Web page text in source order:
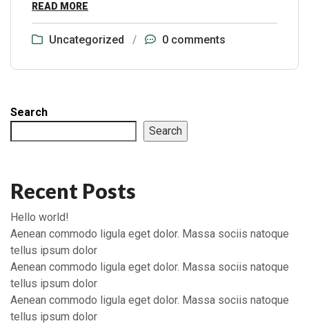
READ MORE
Uncategorized / 0 comments
Search
Search
Recent Posts
Hello world!
Aenean commodo ligula eget dolor. Massa sociis natoque
tellus ipsum dolor
Aenean commodo ligula eget dolor. Massa sociis natoque
tellus ipsum dolor
Aenean commodo ligula eget dolor. Massa sociis natoque
tellus ipsum dolor